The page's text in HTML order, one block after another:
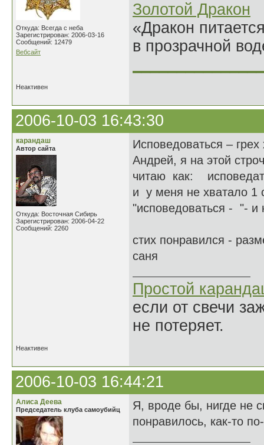
Откуда: Всегда с неба
Зарегистрирован: 2006-03-16
Сообщений: 12479
Вебсайт
Золотой Дракон
«Дракон
в прозрачной
Неактивен
2006-10-03 16:43:30
карандаш
Автор сайта
Откуда: Восточная Сибирь
Зарегистрирован: 2006-04-22
Сообщений: 2260
Исповедоваться –
Андрей, я на этой
читаю как:
и у меня не хватало 1
"исповедоваться - "- и
стих понравился -
саня
Простой
если от свечи
не потеряет.
Неактивен
2006-10-03 16:44:21
Алиса Деева
Председатель клуба самоубийц
Я, вроде бы, нигде не
понравилось, как-то